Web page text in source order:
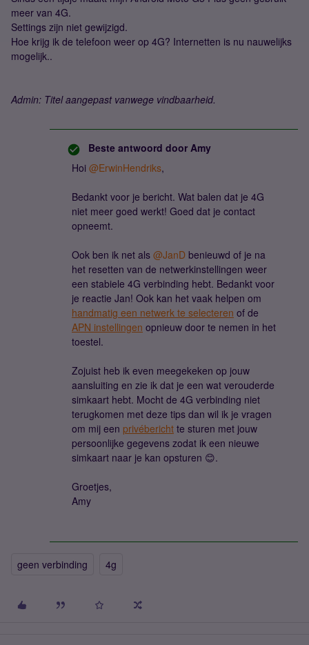
meer van 4G.
Settings zijn niet gewijzigd.
Hoe krijg ik de telefoon weer op 4G? Internetten is nu nauwelijks
mogelijk..
Admin: Titel aangepast vanwege vindbaarheid.
Beste antwoord door Amy
Hoi @ErwinHendriks,
Bedankt voor je bericht. Wat balen dat je 4G
niet meer goed werkt! Goed dat je contact
opneemt.
Ook ben ik net als @JanD benieuwd of je na
het resetten van de netwerkinstellingen weer
een stabiele 4G verbinding hebt. Bedankt voor
je reactie Jan! Ook kan het vaak helpen om
handmatig een netwerk te selecteren of de
APN instellingen opnieuw door te nemen in het
toestel.
Zojuist heb ik even meegekeken op jouw
aansluiting en zie ik dat je een wat verouderde
simkaart hebt. Mocht de 4G verbinding niet
terugkomen met deze tips dan wil ik je vragen
om mij een privébericht te sturen met jouw
persoonlijke gegevens zodat ik een nieuwe
simkaart naar je kan opsturen 😊.
Groetjes,
Amy
geen verbinding 4g